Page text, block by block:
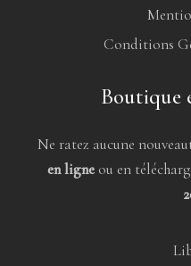
Conditions
Boutique
Ne ratez aucune
en ligne ou en